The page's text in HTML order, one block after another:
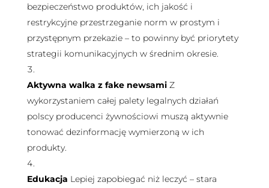
bezpieczeństwo produktów, ich jakość i
restrykcyjne przestrzeganie norm w prostym i
przystępnym przekazie – to powinny być priorytety
strategii komunikacyjnych w średnim okresie.
Aktywna walka z fake newsami Z
wykorzystaniem całej palety legalnych działań
polscy producenci żywnościowi muszą aktywnie
tonować dezinformację wymierzoną w ich
produkty.
Edukacja Lepiej zapobiegać niż leczyć – stara